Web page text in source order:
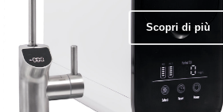
Scopri di più